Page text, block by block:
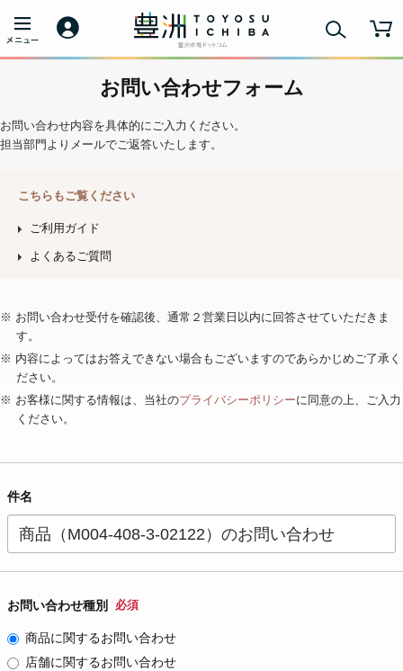
お問い合わせフォーム
お問い合わせ内容を具体的にご入力ください。
担当部門よりメールでご返答いたします。
こちらもご覧ください
ご利用ガイド
よくあるご質問
※ お問い合わせ受付を確認後、通常２営業日以内に回答させていただきま
す。
※ 内容によってはお答えできない場合もございますのであらかじめご了承く
ださい。
※ お客様に関する情報は、当社のプライバシーポリシーに同意の上、ご入力
ください。
件名
お問い合わせ種別 必須
商品に関するお問い合わせ
店舗に関するお問い合わせ